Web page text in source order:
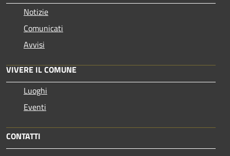
Notizie
Comunicati
Avvisi
VIVERE IL COMUNE
Luoghi
Eventi
CONTATTI